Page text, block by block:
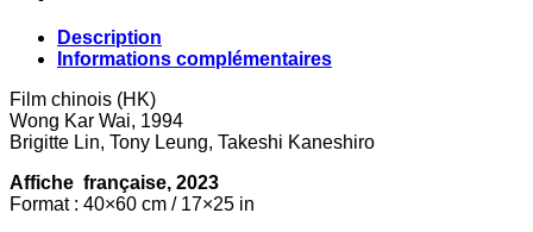
Description
Informations complémentaires
Film chinois (HK)
Wong Kar Wai, 1994
Brigitte Lin, Tony Leung, Takeshi Kaneshiro
Affiche française, 2023
Format : 40×60 cm / 17×25 in